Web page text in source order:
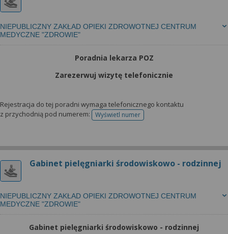
NIEPUBLICZNY ZAKŁAD OPIEKI ZDROWOTNEJ CENTRUM
MEDYCZNE "ZDROWIE"
Poradnia lekarza POZ
Zarezerwuj wizytę telefonicznie
Rejestracja do tej poradni wymaga telefonicznego kontaktu
z przychodnią pod numerem:
Wyświetl numertelefonu do rejestracji
Gabinet pielęgniarki środowiskowo - rodzinnej
NIEPUBLICZNY ZAKŁAD OPIEKI ZDROWOTNEJ CENTRUM
MEDYCZNE "ZDROWIE"
Gabinet pielęgniarki środowiskowo - rodzinnej